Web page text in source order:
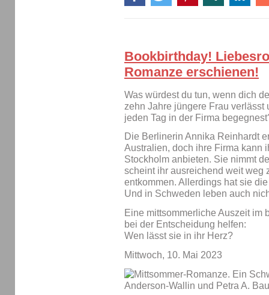
Bookbirthday!
Romanze erschienen!
Was würdest du tun, wenn dich
zehn Jahre jüngere Frau
jeden Tag in der Firma
Die Berlinerin Annika Reinhardt
Australien, doch ihre Firma kann
Stockholm anbieten. Sie nimmt
scheint ihr ausreichend weit weg
entkommen. Allerdings hat sie
Und in Schweden leben auch
Eine mittsommerliche Auszeit im
bei der Entscheidung helfen:
Wen lässt sie in ihr Herz?
Mittwoch, 10. Mai 2023